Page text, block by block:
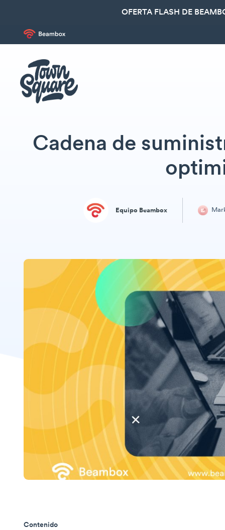
OFERTA FLASH DE
Cadena de
Equipo Beambox
Contenido